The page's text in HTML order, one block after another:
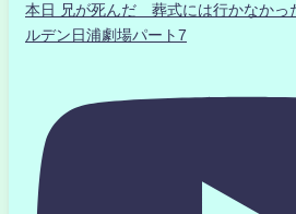
本日 兄が死んだ 葬式には行かなか
ルデン日浦劇場パート7